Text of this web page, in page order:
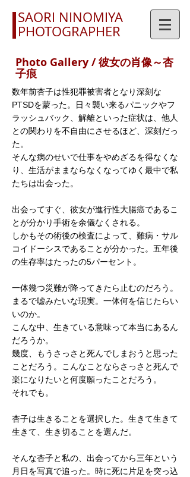
SAORI NINOMIYA
PHOTOGRAPHER
Photo Gallery / 彼女の肖像～杏
子痕
数年前杏子は性犯罪被害者となり深刻な
PTSDを蒙った。日々襲い来るパニックやフ
ラッシュバック、解離といった症状は、他人
との関わりを不自由にさせるほど、深刻だっ
た。
そんな病のせいで仕事をやめざるを得なくな
り、生活がままならなくなってゆく最中で私
たちは出会った。
出会ってすぐ、彼女が進行性大腸癌であるこ
とが分かり手術を余儀なくされる。
しかもその術後の検査によって、難病・サル
コイドーシスであることが分かった。五年後
の生存率はたったの5パーセント。
一体幾つ災難が降ってきたら止むのだろう。
まるで嘘みたいな現実。一体何を信じたらい
いのか。
こんな中、生きている意味って本当にあるん
だろうか。
幾度、もうさっさと死んでしまおうと思った
ことだろう。こんなことならさっさと死んで
楽になりたいと何度願ったことだろう。
それでも。
杏子は生きることを選択した。生きて生きて
生きて、生き切ることを選んだ。
そんな杏子と私の、出会ってから三年という
月日を写真で追った。時に死に片足を突っ込